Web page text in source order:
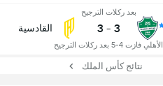
بعد ركلات الترجيح
3
-
3
الأهلي فازت 4-5 بعد ركلات الترجيح
القادسية
نتائج كأس الملك